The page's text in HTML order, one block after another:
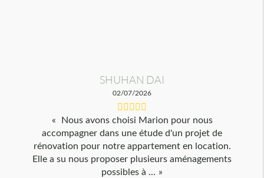
SHUHAN DAI
02/07/2026
Nous avons choisi Marion pour nous
accompagner dans une étude d'un projet de
rénovation pour notre appartement en location.
Elle a su nous proposer plusieurs aménagements
possibles à ...